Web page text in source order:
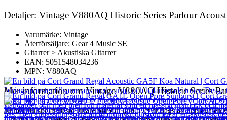
Detaljer: Vintage V880AQ Historic Series Parlour
Varumärke: Vintage
Återförsäljare: Gear 4 Music SE
Gitarrer > Akustiska Gitarrer
EAN: 5051548034236
MPN: V880AQ
Mer information om Vintage V880AQ Historic Series
Ju mer du spelar desto rikare blir ditt ljud. Det är dags att uppleva